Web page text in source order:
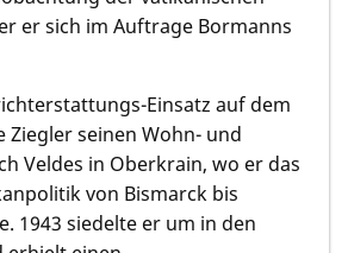
er sich im Auftrage Bormanns
Einsatz auf dem
Ziegler seinen Wohn- und
Veldes in Oberkrain, wo er das
von Bismarck bis
1943 siedelte er um in den